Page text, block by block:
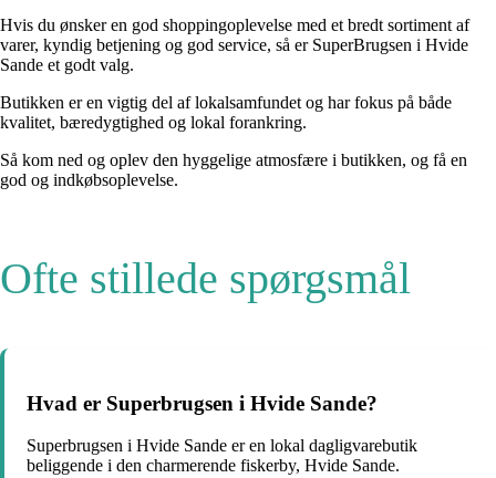
Hvis du ønsker en god shoppingoplevelse med et bredt sortiment af
varer, kyndig betjening og god service, så er SuperBrugsen i Hvide
Sande et godt valg.
Butikken er en vigtig del af lokalsamfundet og har fokus på både
kvalitet, bæredygtighed og lokal forankring.
Så kom ned og oplev den hyggelige atmosfære i butikken, og få en
god og indkøbsoplevelse.
Ofte stillede spørgsmål
Hvad er Superbrugsen i Hvide Sande?
Superbrugsen i Hvide Sande er en lokal dagligvarebutik
beliggende i den charmerende fiskerby, Hvide Sande.